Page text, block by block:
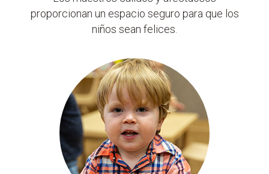
proporcionan un espacio seguro para que los
niños sean felices.